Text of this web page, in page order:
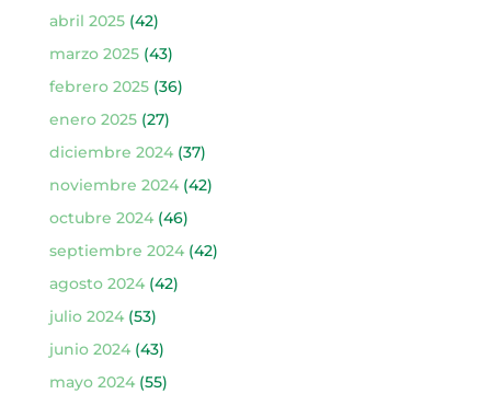
abril 2025(42)
marzo 2025(43)
febrero 2025(36)
enero 2025(27)
diciembre 2024(37)
noviembre 2024(42)
octubre 2024(46)
septiembre 2024(42)
agosto 2024(42)
julio 2024(53)
junio 2024(43)
mayo 2024(55)